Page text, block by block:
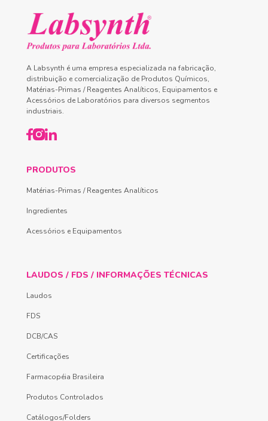
A Labsynth é uma empresa especializada na fabricação,
distribuição e comercialização de Produtos Químicos,
Matérias-Primas / Reagentes Analíticos, Equipamentos e
Acessórios de Laboratórios para diversos segmentos
industriais.
PRODUTOS
Matérias-Primas / Reagentes Analíticos
Ingredientes
Acessórios e Equipamentos
LAUDOS / FDS / INFORMAÇÕES TÉCNICAS
Laudos
FDS
DCB/CAS
Certificações
Farmacopéia Brasileira
Produtos Controlados
Catálogos/Folders